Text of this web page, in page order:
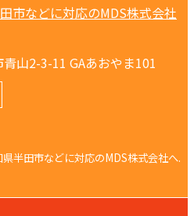
山2-3-11 GAあおやま101
半田市などに対応のMDS株式会社へ.